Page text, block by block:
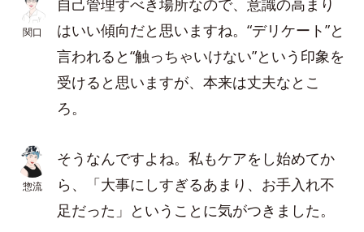
関口
自己管理すべき場所なので、意識の高まり
はいい傾向だと思いますね。“デリケート”と
言われると“触っちゃいけない”という印象を
受けると思いますが、本来は丈夫なとこ
ろ。
惣流
そうなんですよね。私もケアをし始めてか
ら、「大事にしすぎるあまり、お手入れ不
足だった」ということに気がつきました。